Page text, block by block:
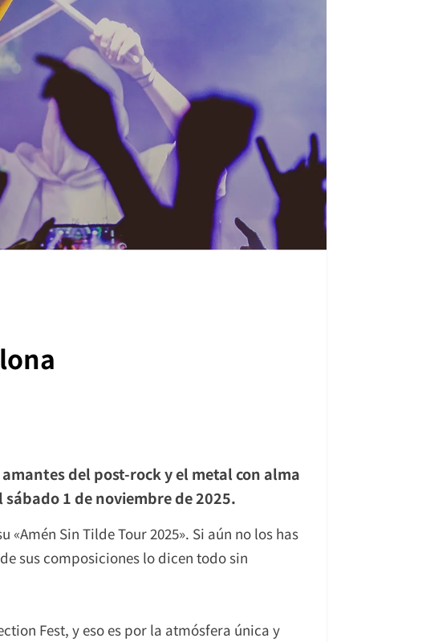
del post-rock y el metal con alma
1 de noviembre de 2025.
Sin Tilde Tour 2025». Si aún no los has
sus composiciones lo dicen todo sin
Fest, y eso es por la atmósfera única y